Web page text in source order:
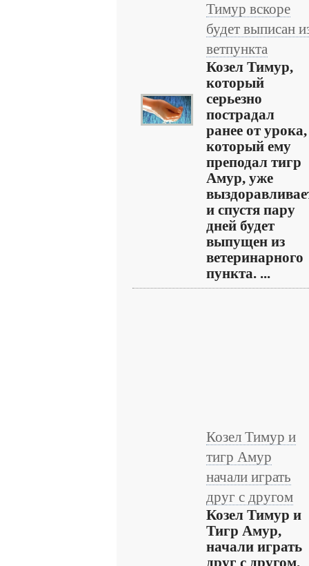
Тимур вскоре
будет выписан
ветпункта
Козел Тимур,
который
серьезно
пострадал
ранее от урока,
который ему
преподал тигр
Амур, уже
и спустя пару
дней будет
выпущен из
ветеринарного
пункта. ...
Козел Тимур и
тигр Амур
начали играть
друг с другом
Козел Тимур и
Тигр Амур,
начали играть
друг с другом.